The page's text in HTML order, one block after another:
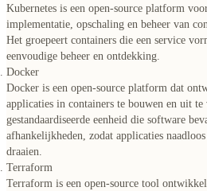
Kubernetes is een open-source platform
implementatie, opschaling en beheer van
Het groepeert containers die een service
eenvoudige beheer en ontdekking.
Docker
Docker is een open-source platform dat
applicaties in containers te bouwen en uit
gestandaardiseerde eenheid die software
afhankelijkheden, zodat applicaties
draaien.
Terraform
Terraform is een open-source tool